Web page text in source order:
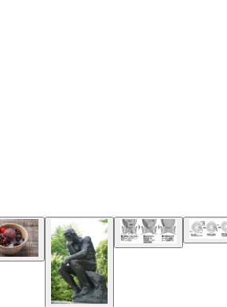
ナ禍の影響で痔の患者が増えていると
入ったあんみつはお尻にやさしい食べ物
カテーテル（細い管）治療」